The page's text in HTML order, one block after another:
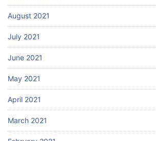
August 2021
July 2021
June 2021
May 2021
April 2021
March 2021